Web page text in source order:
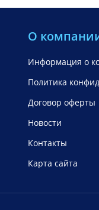
О
Информация о
Политика
Договор оферты
Новости
Контакты
Карта сайта